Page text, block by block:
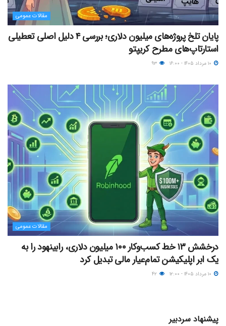
مقالات عمومی
پایان تلخ پروژه‌های میلیون دلاری؛ بررسی ۴ دلیل اصلی تعطیلی
استارتاپ‌های مطرح کریپتو
مقالات عمومی
درخشش ۱۳ خط کسب‌وکار ۱۰۰ میلیون دلاری، رابینهود را به
یک ابر اپلیکیشن تمام‌عیار مالی تبدیل کرد
پیشنهاد سردبیر